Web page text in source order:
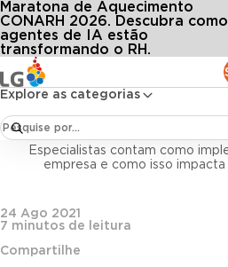
Explore as categorias
Maratona de Aquecimento
CONARH 2026. Descubra como
agentes de IA estão
transformando o RH.
Conteúdos Blog LG
Gestão de desempenho e transformação
Gestão de
Gestão de desempenho e
lições da
Especialistas contam como
empresa e como isso
24 Ago 2021
7 minutos de leitura
Compartilhe